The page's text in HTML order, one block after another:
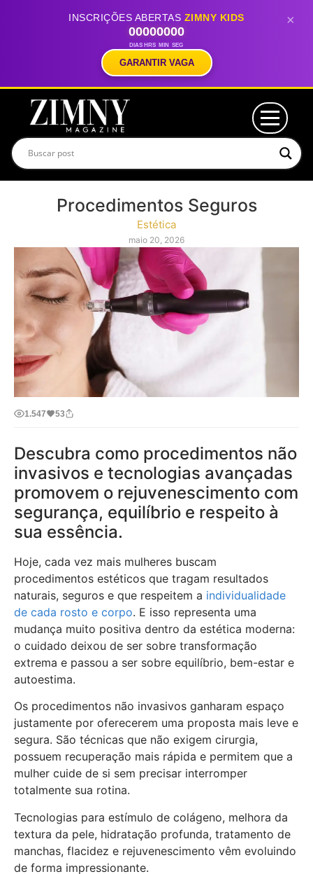
INSCRIÇÕES ABERTAS ZIMNY KIDS
00
DIAS
00
HRS
00
MIN
00
SEG
GARANTIR VAGA
×
Procedimentos Seguros
Estética
maio 20, 2026
1.547 53
Descubra como procedimentos não
invasivos e tecnologias avançadas
promovem o rejuvenescimento com
segurança, equilíbrio e respeito à
sua essência.
Hoje, cada vez mais mulheres buscam
procedimentos estéticos que tragam resultados
naturais, seguros e que respeitem a individualidade
de cada rosto e corpo. E isso representa uma
mudança muito positiva dentro da estética moderna:
o cuidado deixou de ser sobre transformação
extrema e passou a ser sobre equilíbrio, bem-estar e
autoestima.
Os procedimentos não invasivos ganharam espaço
justamente por oferecerem uma proposta mais leve e
segura. São técnicas que não exigem cirurgia,
possuem recuperação mais rápida e permitem que a
mulher cuide de si sem precisar interromper
totalmente sua rotina.
Tecnologias para estímulo de colágeno, melhora da
textura da pele, hidratação profunda, tratamento de
manchas, flacidez e rejuvenescimento vêm evoluindo
de forma impressionante.